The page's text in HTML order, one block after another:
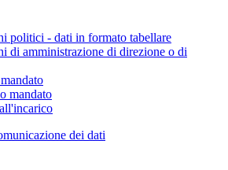
politici - dati in formato tabellare
di amministrazione di direzione o di
mandato
dei dati